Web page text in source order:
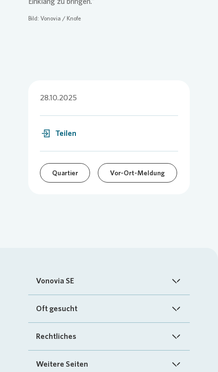
Bild: Vonovia / Knofe
28.10.2025
Teilen
Quartier Vor-Ort-Meldung
Vonovia SE
Startseite
Investoren
Oft gesucht
FAQ
Rechtliches
Impressum
Weitere Seiten